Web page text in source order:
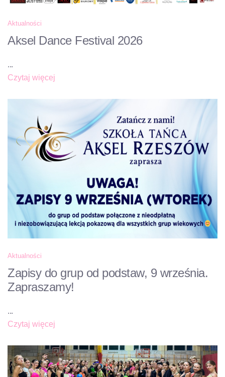
Aksel Dance Festival 2026
Aktualności
...
Czytaj więcej
Zapisy do grup od podstaw, 9 września.
Zapraszamy!
Aktualności
...
Czytaj więcej